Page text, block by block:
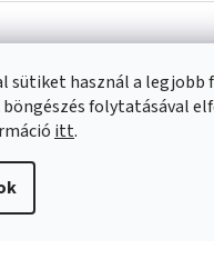
sütiket használ a legjobb
böngészés folytatásával
itt.
vásárlásról